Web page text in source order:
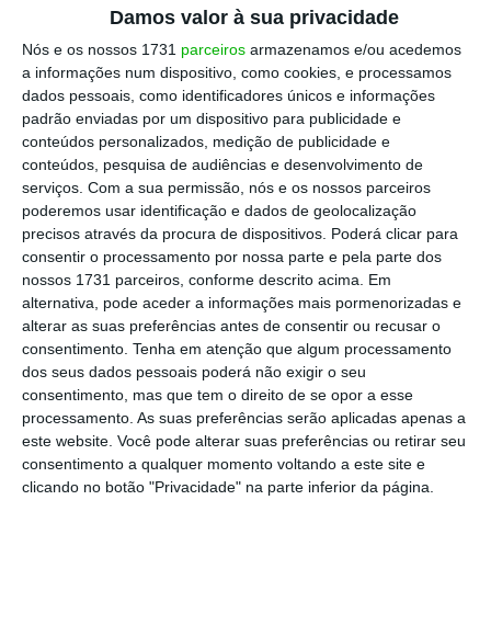
Damos valor à sua privacidade
Nós e os nossos 1731 parceiros armazenamos e/ou acedemos
a informações num dispositivo, como cookies, e processamos
dados pessoais, como identificadores únicos e informações
padrão enviadas por um dispositivo para publicidade e
conteúdos personalizados, medição de publicidade e
conteúdos, pesquisa de audiências e desenvolvimento de
serviços. Com a sua permissão, nós e os nossos parceiros
poderemos usar identificação e dados de geolocalização
precisos através da procura de dispositivos. Poderá clicar para
consentir o processamento por nossa parte e pela parte dos
nossos 1731 parceiros, conforme descrito acima. Em
alternativa, pode aceder a informações mais pormenorizadas e
alterar as suas preferências antes de consentir ou recusar o
consentimento. Tenha em atenção que algum processamento
dos seus dados pessoais poderá não exigir o seu
consentimento, mas que tem o direito de se opor a esse
processamento. As suas preferências serão aplicadas apenas a
este website. Você pode alterar suas preferências ou retirar seu
consentimento a qualquer momento voltando a este site e
clicando no botão "Privacidade" na parte inferior da página.
de 1,1 mil milhões de euros, apesar de uma
injeção de fundosad hocde 400 milhões, em
dezembro, nos hospitais do Estado. O
relatório admite que “apesar da tendência de
haver mais aumentos (200 milhões em
fevereiro) poder ser temporariamente
interrompida através da injeção de capital
nos hospitais, que levou a uma descida das
dívidas em atraso para 900 milhões em abril,
foram registados aumentos adicionais de 50
milhões de euros por mês, tanto em maio
como em junho. Assim,em junho de 2018, o
nível de dívidas em atraso quase regressou ao
pico de 1,1 mil milhões registado em junho de
2017, apesar do financiamento de 900 milhões
de euros“.